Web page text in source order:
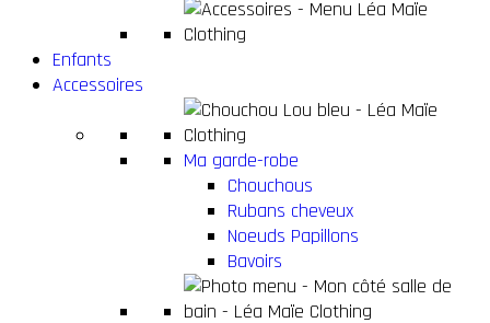
Enfants
Accessoires
Ma garde-robe
Chouchous
Rubans cheveux
Noeuds Papillons
Bavoirs